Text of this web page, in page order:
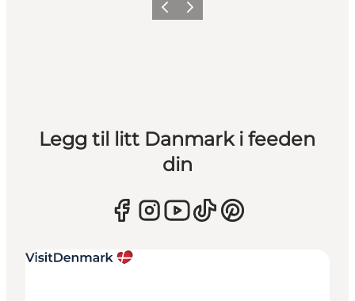
ForrigeNeste
Legg til litt Danmark i feeden
din